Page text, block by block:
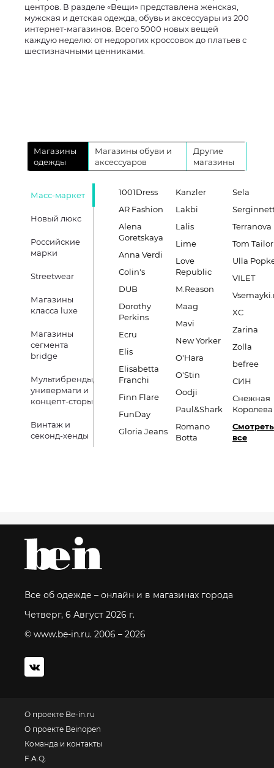
центров. В разделе «Вещи» представлена женская,
мужская и детская одежда, обувь и аксессуары из 200
интернет-магазинов. Всего 5000 новых вещей
каждую неделю: от недорогих кроссовок до платьев с
шестизначными ценниками.
Магазины
одежды
Магазины обуви и
аксессуаров
Другие
магазины
Масс-маркет
Новый люкс
Российские
марки
Streetwear
Магазины
класса luxe
Магазины
сегмента
bridge
Мультибренды,
универмаги и
концепт-сторы
Винтаж и
секонд-хенды
1001Dress
AR Fashion
Alena
Goretskaya
Anna Verdi
Colin's
DUB
Dorothy
Perkins
Ecru
Elis
Elisabetta
Franchi
Finn Flare
FunDay
Gloria Jeans
Kanzler
Lakbi
Lalis
Lime
Love
Republic
M.Reason
Maag
Mavi
New Yorker
O'Hara
O'Stin
Oodji
Paul&Shark
Romano
Botta
Sela
Terranova
Tom Tailor
Ulla
VILET
XC
Zarina
Zolla
befree
СИН
Снежная
Королева
Смотреть
все
Все об одежде – онлайн и в магазинах города
Четверг, 6 Август 2026 г.
© www.be-in.ru. 2006 – 2026
О проекте Be-in.ru
О проекте Beinopen
Команда и контакты
F.A.Q.